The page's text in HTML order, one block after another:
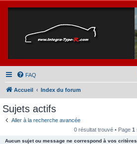
FAQ
Accueil Index du forum
Sujets actifs
Aller à la recherche avancée
0 résultat trouvé • Page 1
Aucun sujet ou message ne correspond à vos